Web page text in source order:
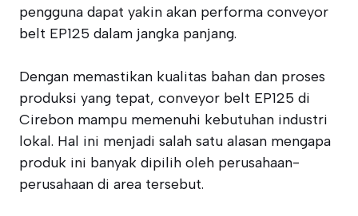
pengguna dapat yakin akan performa conveyor
belt EP125 dalam jangka panjang.
Dengan memastikan kualitas bahan dan proses
produksi yang tepat, conveyor belt EP125 di
Cirebon mampu memenuhi kebutuhan industri
lokal. Hal ini menjadi salah satu alasan mengapa
produk ini banyak dipilih oleh perusahaan-
perusahaan di area tersebut.